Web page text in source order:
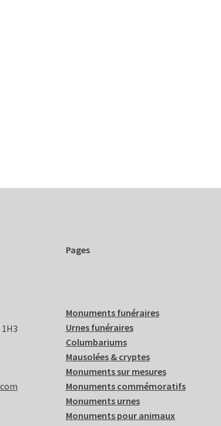
Pages
Monuments funéraires
Urnes funéraires
Columbariums
Mausolées & cryptes
Monuments sur mesures
Monuments commémoratifs
Monuments urnes
Monuments pour animaux